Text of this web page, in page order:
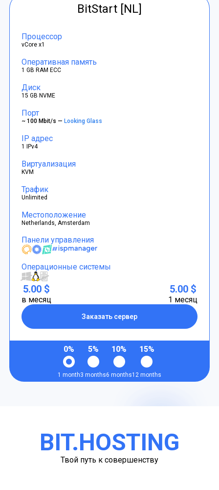
BitStart [NL]
Процессор
vCore x1
Оперативная память
1 GB RAM ECC
Диск
15 GB NVME
Порт
~ 100 Mbit/s — Looking Glass
IP адрес
1 IPv4
Виртуализация
KVM
Трафик
Unlimited
Местоположение
Netherlands, Amsterdam
Панели управления
Операционные системы
5.00 $
в месяц
Заказать сервер
5.00 $
1 месяц
0%
1 month
5%
3 months
10%
6 months
15%
12 months
BIT.HOSTING
Твой путь к совершенству